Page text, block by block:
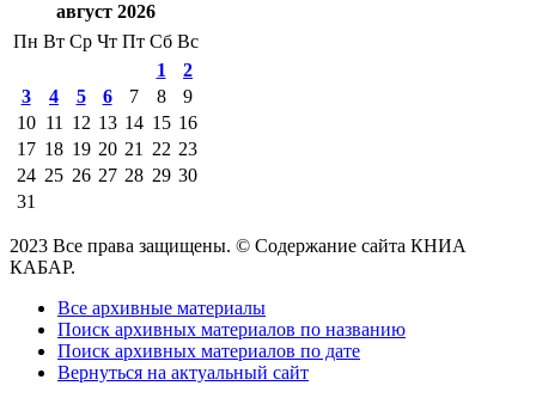
август 2026
Пн Вт Ср Чт Пт Сб Вс
1
2
3
4 5 6 7 8
9
10 11 12 13 14 15 16
17 18 19 20 21 22 23
24 25 26 27 28 29 30
31
2023 Все права защищены. © Содержание сайта КНИА
КАБАР.
Все архивные материалы
Поиск архивных материалов по названию
Поиск архивных материалов по дате
Вернуться на актуальный сайт